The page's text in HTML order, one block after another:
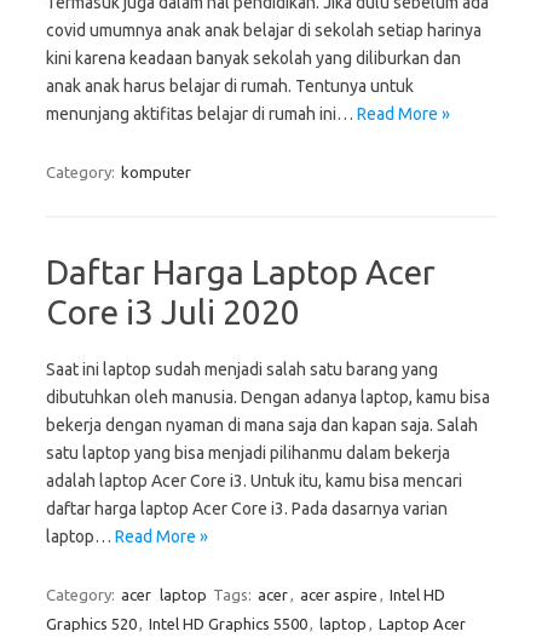
covid umumnya anak anak belajar di sekolah setiap harinya
kini karena keadaan banyak sekolah yang diliburkan dan
anak anak harus belajar di rumah. Tentunya untuk
menunjang aktifitas belajar di rumah ini… Read More »
Category: komputer
Daftar Harga Laptop Acer
Core i3 Juli 2020
Saat ini laptop sudah menjadi salah satu barang yang
dibutuhkan oleh manusia. Dengan adanya laptop, kamu bisa
bekerja dengan nyaman di mana saja dan kapan saja. Salah
satu laptop yang bisa menjadi pilihanmu dalam bekerja
adalah laptop Acer Core i3. Untuk itu, kamu bisa mencari
daftar harga laptop Acer Core i3. Pada dasarnya varian
laptop… Read More »
Category: acer laptop Tags: acer, acer aspire , Intel HD
Graphics 520, Intel HD Graphics 5500, laptop , Laptop Acer